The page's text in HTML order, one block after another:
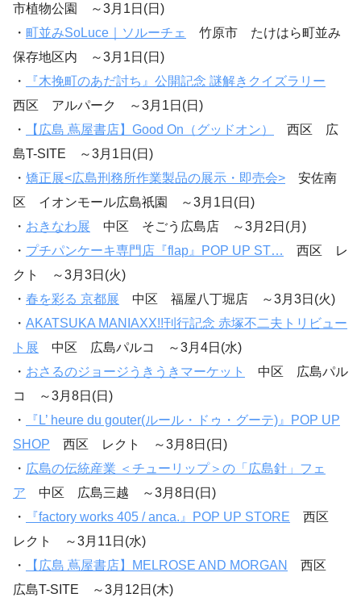
市植物公園 ～3月1日(日)
・ 町並みSoLuce｜ソルーチェ
竹原市 たけはら町並み
保存地区内 ～3月1日(日)
・
『木挽町のあだ討ち』公開記念 謎解きクイズラリー
西区 アルパーク ～3月1日(日)
・
【広島 蔦屋書店】Good On（グッドオン）
西区 広
島T-SITE ～3月1日(日)
・ 矯正展<広島刑務所作業製品の展示・即売会> 安佐南
区 イオンモール広島祇園 ～3月1日(日)
・ おきなわ展 中区 そごう広島店 ～3月2日(月)
・ プチパンケーキ専門店『flap』POP UP ST…
西区 レ
クト ～3月3日(火)
・ 春を彩る 京都展 中区 福屋八丁堀店 ～3月3日(火)
・ AKATSUKA MANIAXX!!刊行記念 赤塚不二夫トリビュー
ト展 中区 広島パルコ ～3月4日(水)
・ おさるのジョージうきうきマーケット
中区 広島パル
コ ～3月8日(日)
・
『L’ heure du gouter(ルール・ドゥ・グーテ)』POP UP
SHOP 西区 レクト ～3月8日(日)
・ 広島の伝統産業 ＜チューリップ＞の「広島針」フェ
ア 中区 広島三越 ～3月8日(日)
・
『factory works 405 / anca.』POP UP STORE 西区
レクト ～3月11日(水)
・
【広島 蔦屋書店】MELROSE AND MORGAN
西区
広島T-SITE ～3月12日(木)